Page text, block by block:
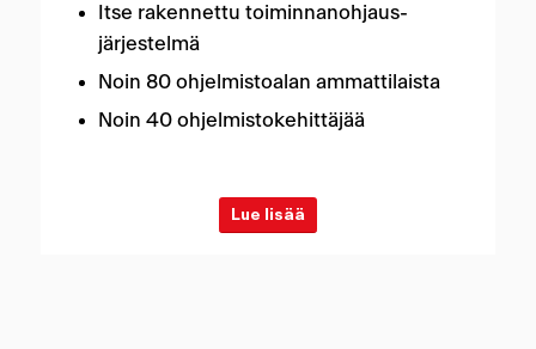
Itse rakennettu toiminnanohjaus-
järjestelmä
Noin 80 ohjelmistoalan ammattilaista
Noin 40 ohjelmistokehittäjää
Lue lisää